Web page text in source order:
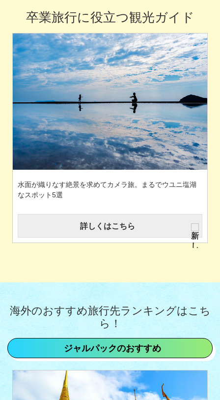
卒業旅行に役立つ観光ガイド
神秘的なブルーに引き込まれる。まるでイタリア・青の洞
窟さながらの名所4選
詳しくはこちら
海外のおすすめ旅行先ランキングはこち
ら！
ジャルパックのおすすめ